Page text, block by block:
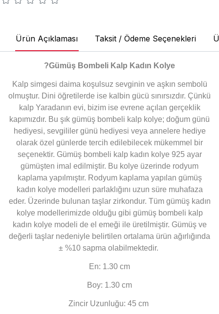
Ürün Açıklaması Taksit / Ödeme Seçenekleri
?Gümüş Bombeli Kalp Kadın Kolye
Kalp simgesi daima koşulsuz sevginin ve aşkın sembolü
olmuştur. Dini öğretilerde ise kalbin gücü sınırsızdır. Çünkü
kalp Yaradanın evi, bizim ise evrene açılan gerçeklik
kapımızdır. Bu şık gümüş bombeli kalp kolye; doğum günü
hediyesi, sevgililer günü hediyesi veya annelere hediye
olarak özel günlerde tercih edilebilecek mükemmel bir
seçenektir. Gümüş bombeli kalp kadın kolye 925 ayar
gümüşten imal edilmiştir. Bu kolye üzerinde rodyum
kaplama yapılmıştır. Rodyum kaplama yapılan gümüş
kadın kolye modelleri parlaklığını uzun süre muhafaza
eder. Üzerinde bulunan taşlar zirkondur. Tüm gümüş kadın
kolye modellerimizde olduğu gibi gümüş bombeli kalp
kadın kolye modeli de el emeği ile üretilmiştir. Gümüş ve
değerli taşlar nedeniyle belirtilen ortalama ürün ağırlığında
± %10 sapma olabilmektedir.
En: 1.30 cm
Boy: 1.30 cm
Zincir Uzunluğu: 45 cm